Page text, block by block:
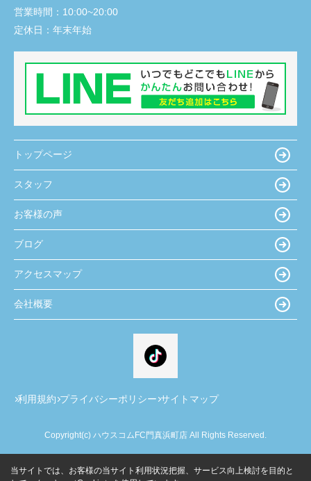
営業時間： 10:00~20:00
定休日： 年末年始
トップページ
スタッフ
お客様の声
ブログ
アクセスマップ
会社概要
利用規約 プライバシーポリシー サイトマップ
Copyright(c) ハウスコムFC門真浜町店 All Rights Reserved.
当サイトでは、お客様の当サイト利用状況把握、サービス向上検討を目的と